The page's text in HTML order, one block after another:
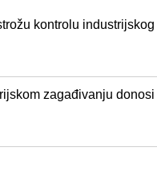
kontrolu
zagađivanju